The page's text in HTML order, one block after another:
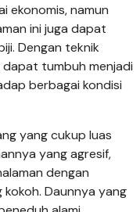
ekonomis, namun
ini juga dapat
Dengan teknik
tumbuh menjadi
berbagai kondisi
yang cukup luas
yang agresif,
dengan
Daunnya yang